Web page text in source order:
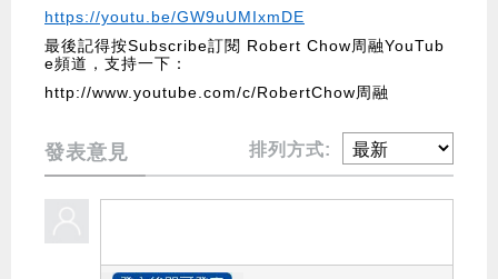
https://youtu.be/GW9uUMIxmDE
最後記得按Subscribe訂閱 Robert Chow周融YouTub
e頻道，支持一下：
http://www.youtube.com/c/RobertChow周融
發表意見 排列方式: